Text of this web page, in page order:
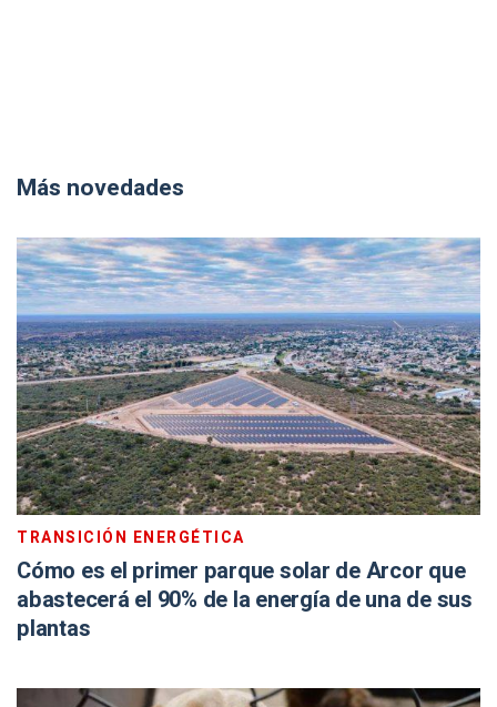
Más novedades
TRANSICIÓN ENERGÉTICA
Cómo es el primer parque solar de Arcor que
abastecerá el 90% de la energía de una de sus
plantas